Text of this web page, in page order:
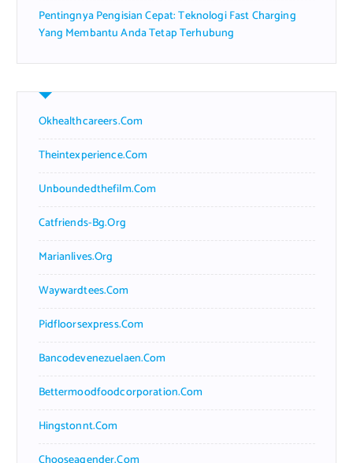
Pentingnya Pengisian Cepat: Teknologi Fast Charging
Yang Membantu Anda Tetap Terhubung
Okhealthcareers.com
Theintexperience.com
Unboundedthefilm.com
Catfriends-Bg.org
Marianlives.org
Waywardtees.com
Pidfloorsexpress.com
Bancodevenezuelaen.com
Bettermoodfoodcorporation.com
Hingstonnt.com